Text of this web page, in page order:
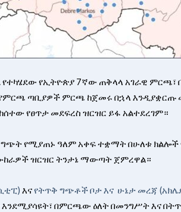
የተካሄደው የኢትዮጵያ 7ኛው ጠቅላላ አገራዊ
የምርጫ ጣቢያዎች ምርጫ ከጀመሩ በኋላ
የፀጥታ መደፍረስ ዝርዝር ይፋ አልተደረገም።
ግጭት የሚያጠኑ ዓለም አቀፍ ተቋማት በሁለቱ
ዝርዝር ትንታኔ ማውጣት ጀምረዋል።
እናየትጥቅ ግጭቶች ቦታ እና ሁኔታ መረጃ
በምርጫው ዕለት በመንግሥት እና